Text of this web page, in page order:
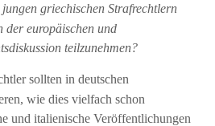
jungen griechischen Strafrechtlern
der europäischen und
teilzunehmen?
sollten in deutschen
wie dies vielfach schon
und italienische Veröffentlichungen